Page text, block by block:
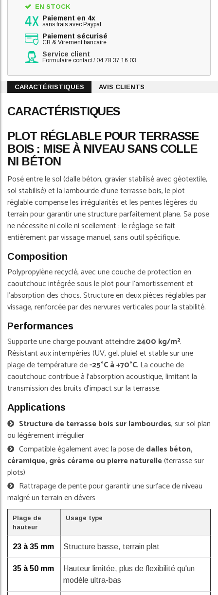
EN STOCK
Paiement en 4x
sans frais avec Paypal
Paiement sécurisé
CB & Virement bancaire
Service client
Formulaire contact/04.78.37.16.03
CARACTÉRISTIQUES AVIS CLIENTS
CARACTÉRISTIQUES
PLOT RÉGLABLE POUR TERRASSE
BOIS : MISE À NIVEAU SANS COLLE
NI BÉTON
Posé entre le sol (dalle béton, gravier stabilisé avec géotextile,
sol stabilisé) et la lambourde d'une terrasse bois, le plot
réglable compense les irrégularités et les pentes légères du
terrain pour garantir une structure parfaitement plane. Sa pose
ne nécessite ni colle ni scellement : le réglage se fait
entièrement par vissage manuel, sans outil spécifique.
Composition
Polypropylène recyclé, avec une couche de protection en
caoutchouc intégrée sous le plot pour l'amortissement et
l'absorption des chocs. Structure en deux pièces réglables par
vissage, renforcée par des nervures verticales pour la stabilité.
Performances
Supporte une charge pouvant atteindre2400 kg/m².
Résistant aux intempéries (UV, gel, pluie) et stable sur une
plage de température de-25°C à +70°C. La couche de
caoutchouc contribue à l'absorption acoustique, limitant la
transmission des bruits d'impact sur la terrasse.
Applications
Structure de terrasse bois sur lambourdes, sur sol plan
ou légèrement irrégulier
Compatible également avec la pose dedalles béton,
céramique, grès cérame ou pierre naturelle(terrasse sur
plots)
Rattrapage de pente pour garantir une surface de niveau
malgré un terrain en dévers
Plage de
hauteur
Usage type
23 à 35 mm Structure basse, terrain plat
35 à 50 mm
Hauteur limitée, plus de flexibilité qu'un
modèle ultra-bas